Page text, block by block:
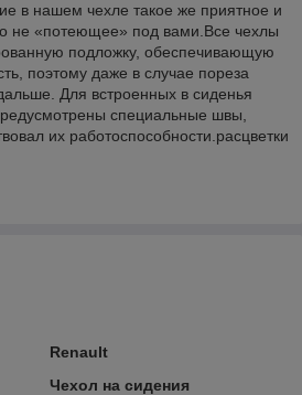
в нашем чехле такое же приятное и
не «потеющее» под вами.Все чехлы
подложку, обеспечивающую
поэтому даже в случае пореза
Для встроенных в сиденья
специальные швы,
их работоспособности.расцветки
Renault
Чехол на сидения